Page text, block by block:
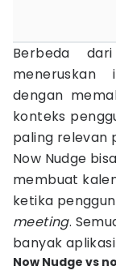
Berbeda
meneruskan
dengan
konteks
paling relevan
Now Nudge
membuat
ketika
meeting.
banyak
Now Nudge vs